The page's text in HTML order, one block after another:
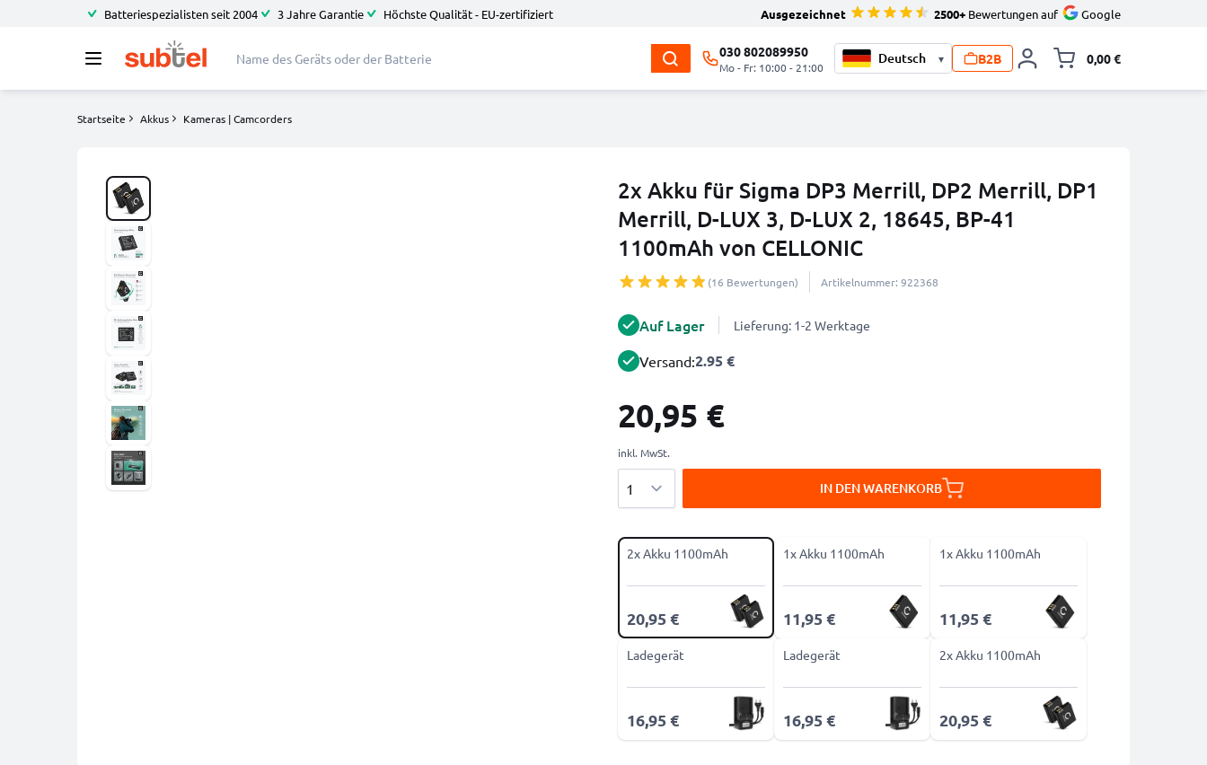
Batteriespezialisten seit 2004 3 Jahre Garantie Höchste Qualität - EU-zertifiziert Ausgezeichnet 2500+ Bewertungen auf Google
030 802089950
Mo - Fr: 10:00 - 21:00
▾ B2B 0,00 €
Startseite Akkus Kameras | Camcorders
2x Akku für Sigma DP3 Merrill, DP2 Merrill, DP1
Merrill, D-LUX 3, D-LUX 2, 18645, BP-41
1100mAh von CELLONIC
(16 Bewertungen) Artikelnummer: 922368
Auf Lager Lieferung: 1-2 Werktage
Versand:2.95 €
20,95 €
inkl. MwSt.
IN DEN WARENKORB
2x Akku 1100mAh
20,95 €
1x Akku 1100mAh
11,95 €
1x Akku 1100mAh
11,95 €
Ladegerät
16,95 €
Ladegerät
16,95 €
2x Akku 1100mAh
20,95 €